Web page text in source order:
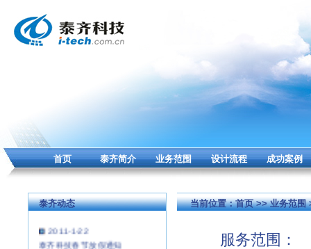
首页 泰齐简介 业务范围 设计流程 成功案例
泰齐动态
2011-1-22
泰齐科技春节放假通知
当前位置：首页>> 业务范围
服务范围：